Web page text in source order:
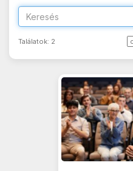
Találatok: 2